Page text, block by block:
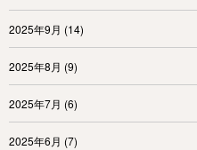
2025年9月 (14)
2025年8月 (9)
2025年7月 (6)
2025年6月 (7)